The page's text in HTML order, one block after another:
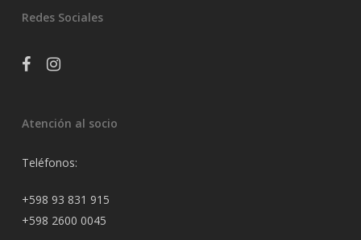
Redes Sociales
facebookinstagram
Atención al socio
Teléfonos:
+598 93 831 915
+598 2600 0045